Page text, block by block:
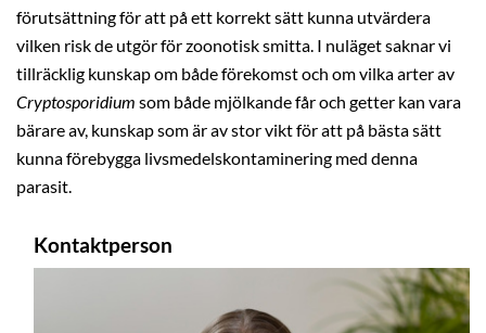
förutsättning för att på ett korrekt sätt kunna utvärdera
vilken risk de utgör för zoonotisk smitta. I nuläget saknar vi
tillräcklig kunskap om både förekomst och om vilka arter av
Cryptosporidium som både mjölkande får och getter kan vara
bärare av, kunskap som är av stor vikt för att på bästa sätt
kunna förebygga livsmedelskontaminering med denna
parasit.
Kontaktperson